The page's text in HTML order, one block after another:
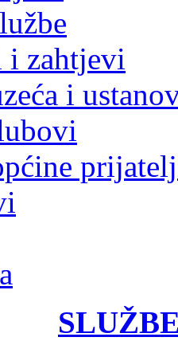
i zahtjevi
i